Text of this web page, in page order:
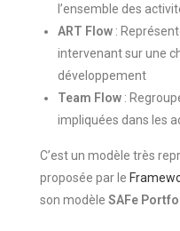
l’ensemble des
ART Flow:
intervenant sur une
développement
Team Flow:
impliquées dans les
C’est un modèle très
proposée par le
son modèle SAFe